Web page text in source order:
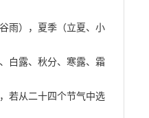
雨），夏季（立夏、小
白露、秋分、寒露、霜
若从二十四个节气中选